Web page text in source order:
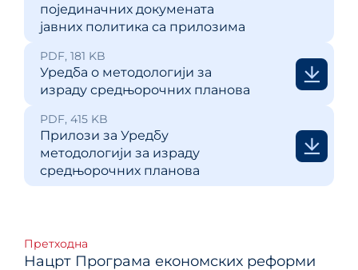
појединачних докумената
јавних политика са прилозима
PDF, 181 KB
Уредба о методологији за
израду средњорочних планова
PDF, 415 KB
Прилози за Уредбу
методологији за израду
средњорочних планова
Кретање
Претходна
Нацрт Програма економских реформи